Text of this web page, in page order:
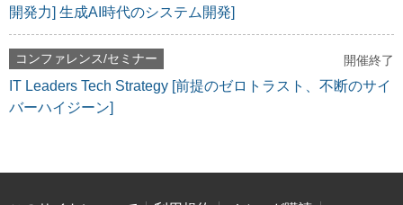
開発力] 生成AI時代のシステム開発]
コンファレンス/セミナー 開催終了
IT Leaders Tech Strategy [前提のゼロトラスト、不断のサイ
バーハイジーン]